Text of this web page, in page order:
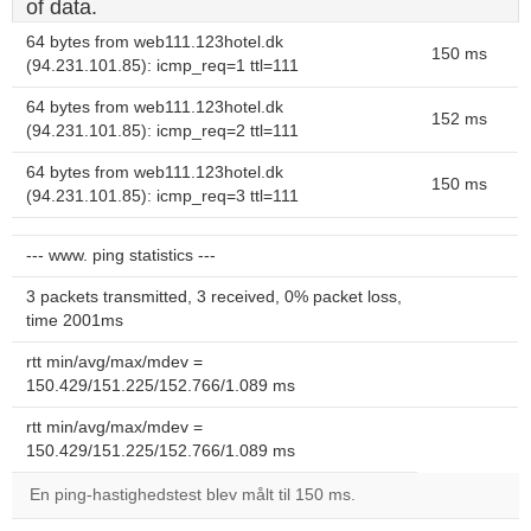
of data.
64 bytes from web111.123hotel.dk
(94.231.101.85): icmp_req=1 ttl=111
150 ms
64 bytes from web111.123hotel.dk
(94.231.101.85): icmp_req=2 ttl=111
152 ms
64 bytes from web111.123hotel.dk
(94.231.101.85): icmp_req=3 ttl=111
150 ms
--- www. ping statistics ---
3 packets transmitted, 3 received, 0% packet loss,
time 2001ms
rtt min/avg/max/mdev =
150.429/151.225/152.766/1.089 ms
rtt min/avg/max/mdev =
150.429/151.225/152.766/1.089 ms
En ping-hastighedstest blev målt til 150 ms.